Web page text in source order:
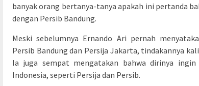
banyak orang bertanya-tanya apakah ini pertanda
dengan Persib Bandung.
Meski sebelumnya Ernando Ari pernah
Persib Bandung dan Persija Jakarta, tindakannya
Ia juga sempat mengatakan bahwa dirinya
Indonesia, seperti Persija dan Persib.